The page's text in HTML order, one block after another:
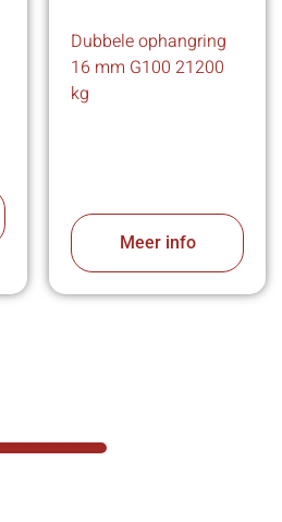
Dubbele ophangring
16 mm G100 21200
kg
Meer info